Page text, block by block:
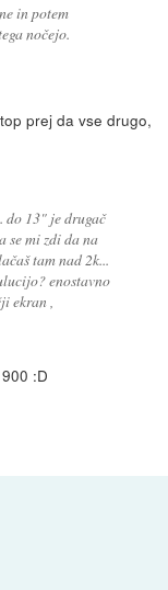
in potem
nočejo.
prej da vse drugo,
do 13" je drugač
se mi zdi da na
tam nad 2k...
enostavno
ekran ,
:D